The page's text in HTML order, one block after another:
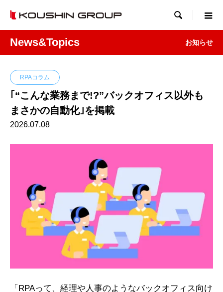

News&Topics お知らせ
RPAコラム
｢“こんな業務まで!?”バックオフィス以外も
まさかの自動化｣を掲載
2026.07.08
「RPAって、経理や人事のようなバックオフィス向け